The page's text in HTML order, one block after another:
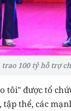
trao 100 tỷ hỗ trợ
tôi" được tổ
tập thể, các